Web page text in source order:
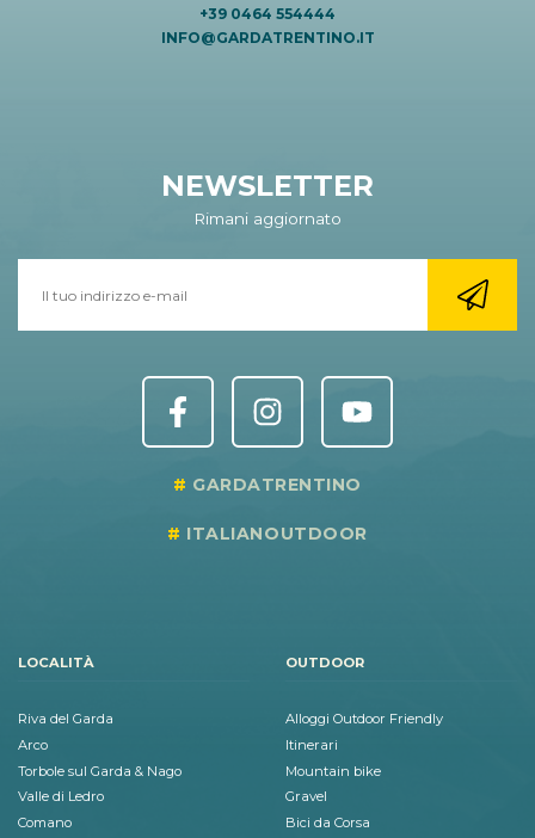
+39 0464 554444
INFO@GARDATRENTINO.IT
NEWSLETTER
Rimani aggiornato
GARDATRENTINO
ITALIANOUTDOOR
LOCALITÀ
Riva del Garda
Arco
Torbole sul Garda & Nago
Valle di Ledro
Comano
OUTDOOR
Alloggi Outdoor Friendly
Itinerari
Mountain bike
Gravel
Bici da Corsa